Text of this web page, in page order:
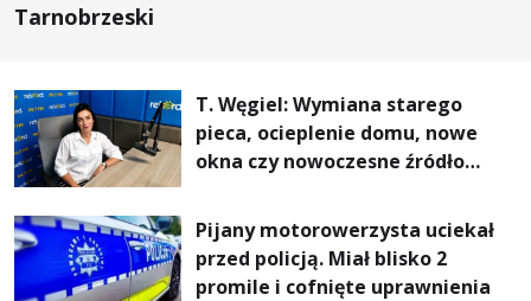
Tarnobrzeski
T. Węgiel: Wymiana starego
pieca, ocieplenie domu, nowe
okna czy nowoczesne źródło
rachunki za energię, lepszy
komfort życia i... czystsze
powietrze
Pijany motorowerzysta uciekał
przed policją. Miał blisko 2
promile i cofnięte uprawnienia